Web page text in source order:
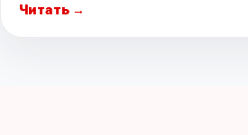
Читать →